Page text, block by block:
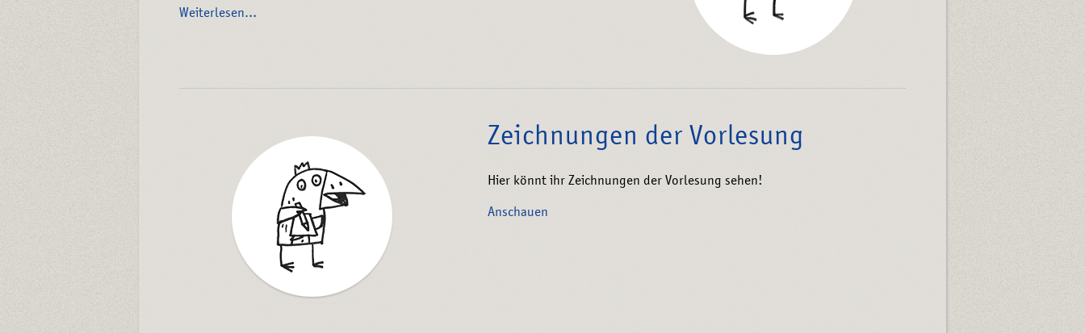
Weiterlesen…
Zeichnungen der Vorlesung
Hier könnt ihr Zeichnungen der Vorlesung sehen!
Anschauen